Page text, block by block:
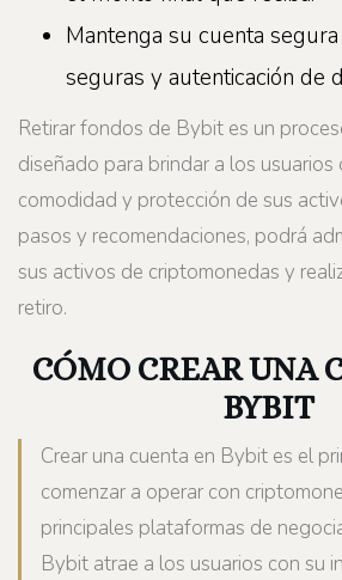
Mantenga su cuenta
seguras y autenticación de
Retirar fondos de Bybit es un
diseñado para brindar a los
comodidad y protección de sus
pasos y recomendaciones, podrá
sus activos de criptomonedas y
retiro.
CÓMO CREAR UNA
BYBIT
Crear una cuenta en Bybit es el
comenzar a operar con
principales plataformas de
Bybit atrae a los usuarios con su